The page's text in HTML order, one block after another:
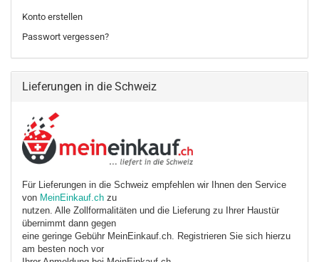
Konto erstellen
Passwort vergessen?
Lieferungen in die Schweiz
Für Lieferungen in die Schweiz empfehlen wir Ihnen den Service
von MeinEinkauf.ch zu
nutzen. Alle Zollformalitäten und die Lieferung zu Ihrer Haustür
übernimmt dann gegen
eine geringe Gebühr MeinEinkauf.ch. Registrieren Sie sich hierzu
am besten noch vor